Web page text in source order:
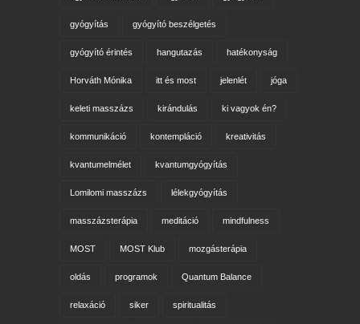
gyógyítás gyógyító beszélgetés
gyógyító érintés hangutazás hatékonyság
Horváth Mónika itt és most jelenlét jóga
keleti masszázs kirándulás ki vagyok én?
kommunikáció kontempláció kreativitás
kvantumelmélet kvantumgyógyítás
Lomilomi masszázs lélekgyógyítás
masszázsterápia meditáció mindfulness
MOST MOST Klub mozgásterápia
oldás programok Quantum Balance
relaxáció siker spiritualitás